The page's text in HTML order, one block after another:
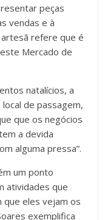
peças
vendas e à
refere que é
Mercado de
natalícios, a
de passagem,
que os negócios
a devida
alguma pressa”.
um ponto
atividades que
que eles vejam os
exemplifica